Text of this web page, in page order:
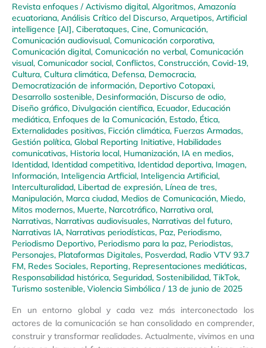
Revista enfoques /Activismo digital, Algoritmos, Amazonía
ecuatoriana, Análisis Crítico del Discurso, Arquetipos, Artificial
intelligence [AI], Ciberataques, Cine, Comunicación,
Comunicación audiovisual, Comunicación corporativa,
Comunicación digital, Comunicación no verbal, Comunicación
visual, Comunicador social, Conflictos, Construcción, Covid-19,
Cultura, Cultura climática, Defensa, Democracia,
Democratización de información, Deportivo Cotopaxi,
Desarrollo sostenible, Desinformación, Discurso de odio,
Diseño gráfico, Divulgación científica, Ecuador, Educación
mediática, Enfoques de la Comunicación, Estado, Ética,
Externalidades positivas, Ficción climática, Fuerzas Armadas,
Gestión política, Global Reporting Initiative, Habilidades
comunicativas, Historia local, Humanización, IA en medios,
Identidad, Identidad competitiva, Identidad deportiva, Imagen,
Información, Inteligencia Artficial, Inteligencia Artificial,
Interculturalidad, Libertad de expresión, Línea de tres,
Manipulación, Marca ciudad, Medios de Comunicación, Miedo,
Mitos modernos, Muerte, Narcotráfico, Narrativa oral,
Narrativas, Narrativas audiovisuales, Narrativas del futuro,
Narrativas IA, Narrativas periodísticas, Paz, Periodismo,
Periodismo Deportivo, Periodismo para la paz, Periodistas,
Personajes, Plataformas Digitales, Posverdad, Radio VTV 93.7
FM, Redes Sociales, Reporting, Representaciones mediáticas,
Responsabilidad histórica, Seguridad, Sostenibilidad, TikTok,
Turismo sostenible, Violencia Simbólica / 13 de junio de 2025
En un entorno global y cada vez más interconectado los
actores de la comunicación se han consolidado en comprender,
construir y transformar realidades. Actualmente, vivimos en una